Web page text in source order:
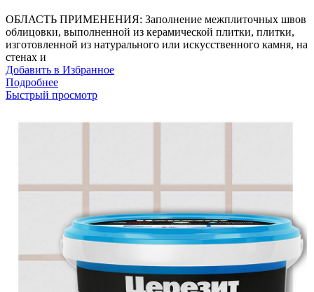
ОБЛАСТЬ ПРИМЕНЕНИЯ: Заполнение межплиточных швов
облицовки, выполненной из керамической плитки, плитки,
изготовленной из натурального или искусственного камня, на
стенах и
Добавить в Избранное
Подробнее
Быстрый просмотр